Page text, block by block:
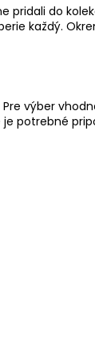
pridali do
každý.
výber
je potrebné